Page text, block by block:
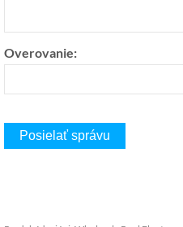
Overovanie: